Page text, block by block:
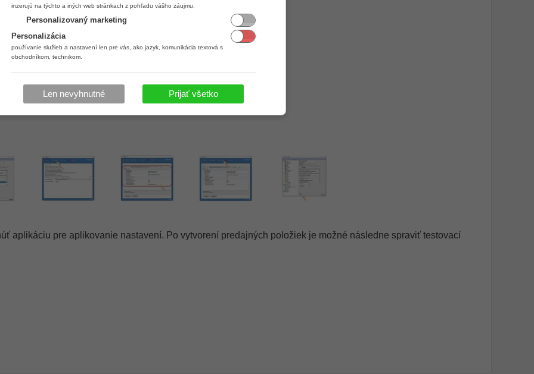
ikonu+.
.
objednávok.
aplikáciu pre aplikovanie nastavení. Po vytvorení predajných položiek je možné následne spraviť testovací
inzerujú na týchto a iných web stránkach z pohľadu vášho záujmu.
Personalizovaný marketing
Personalizácia
používanie služieb a nastavení len pre vás, ako jazyk, komunikácia textová s
obchodníkom, technikom.
Len nevyhnutné Prijať všetko